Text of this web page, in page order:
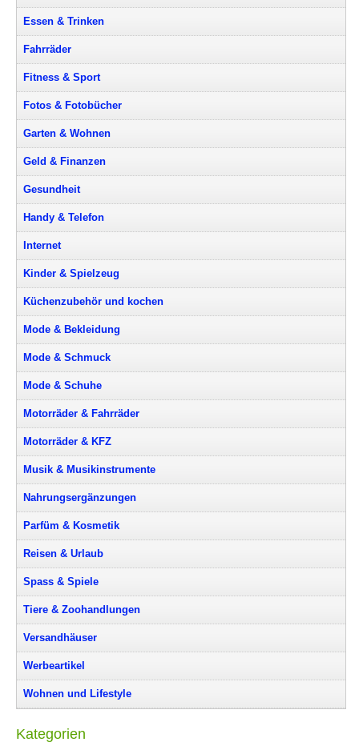
Essen & Trinken
Fahrräder
Fitness & Sport
Fotos & Fotobücher
Garten & Wohnen
Geld & Finanzen
Gesundheit
Handy & Telefon
Internet
Kinder & Spielzeug
Küchenzubehör und kochen
Mode & Bekleidung
Mode & Schmuck
Mode & Schuhe
Motorräder & Fahrräder
Motorräder & KFZ
Musik & Musikinstrumente
Nahrungsergänzungen
Parfüm & Kosmetik
Reisen & Urlaub
Spass & Spiele
Tiere & Zoohandlungen
Versandhäuser
Werbeartikel
Wohnen und Lifestyle
Kategorien